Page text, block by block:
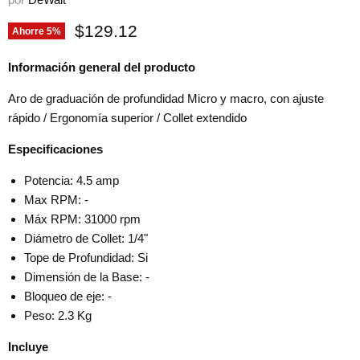
Ahorre 5% Precio actual
$129.12
Información general del producto
Aro de graduación de profundidad Micro y macro, con ajuste
rápido / Ergonomía superior / Collet extendido
Especificaciones
Potencia: 4.5 amp
Max RPM: -
Máx RPM: 31000 rpm
Diámetro de Collet: 1/4"
Tope de Profundidad: Si
Dimensión de la Base: -
Bloqueo de eje: -
Peso: 2.3 Kg
Incluye